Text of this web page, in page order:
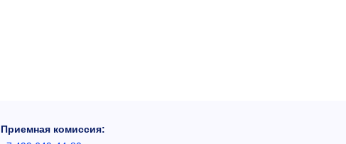
Приемная комиссия: